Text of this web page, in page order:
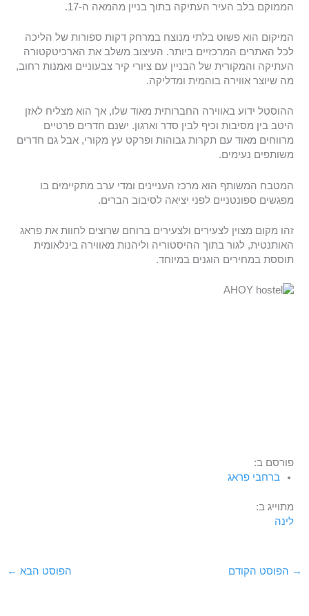
הממוקם בלב העיר העתיקה בתוך בניין מהמאה ה-17.
המיקום הוא פשוט בלתי מנוצח במרחק דקות ספורות של הליכה
לכל האתרים המרכזיים ביותר. העיצוב משלב את הארכיטקטורה
העתיקה והמקורית של הבניין עם ציורי קיר צבעוניים ואמנות רחוב,
מה שיוצר אווירה בוהמית ומדליקה.
ההוסטל ידוע באווירה החברותית מאוד שלו, אך הוא מצליח לאזן
היטב בין מסיבות וכיף לבין סדר וארגון. ישנם חדרים פרטיים
מרווחים מאוד עם תקרות גבוהות ופרקט עץ מקורי, אבל גם חדרים
משותפים נעימים.
המטבח המשותף הוא מרכז העניינים ומדי ערב מתקיימים בו
מפגשים ספונטניים לפני יציאה לסיבוב הברים.
זהו מקום מצוין לצעירים ולצעירים ברוחם שרוצים לחוות את פראג
האותנטית, לגור בתוך ההיסטוריה וליהנות מאווירה בינלאומית
תוססת במחירים הוגנים במיוחד.
פורסם ב:
ברחבי פראג
מתוייג ב:
לינה
→ הפוסט הקודם הפוסט הבא ←